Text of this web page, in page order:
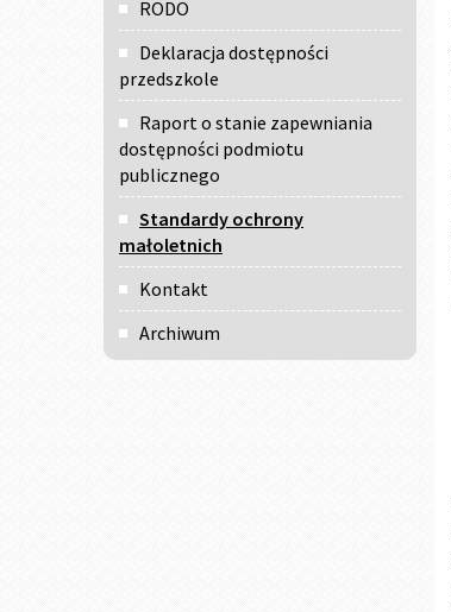
RODO
Deklaracja dostępności
przedszkole
Raport o stanie zapewniania
dostępności podmiotu
publicznego
Standardy ochrony
małoletnich
Kontakt
Archiwum